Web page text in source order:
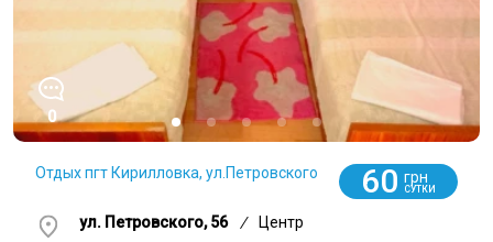
0
Отдых пгт Кирилловка, ул.Петровского 60 грн
СУТКИ
ул. Петровского, 56 /
Центр